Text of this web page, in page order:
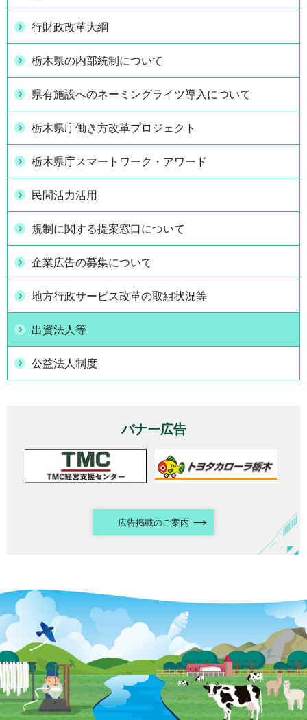
行財政改革大綱
栃木県の内部統制について
県有施設へのネーミングライツ導入について
栃木県庁働き方改革プロジェクト
栃木県庁スマートワーク・アワード
民間活力活用
規制に関する提案窓口について
企業広告の募集について
地方行政サービス改革の取組状況等
出資法人等
公益法人制度
バナー広告
広告掲載のご案内